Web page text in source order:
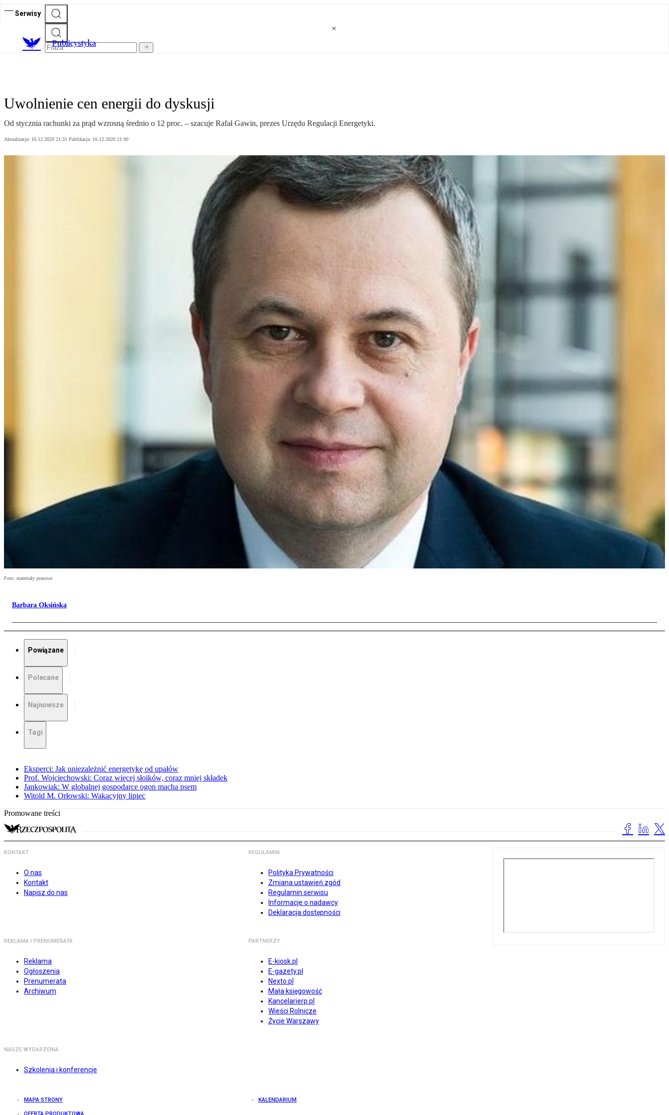
Serwisy
Publicystyka
Uwolnienie cen energii do dyskusji
Od stycznia rachunki za prąd wzrosną średnio o 12 proc. – szacuje Rafał Gawin, prezes Urzędu Regulacji Energetyki.
Aktualizacja: 16.12.2020 21:31 Publikacja: 16.12.2020 21:00
Foto: materiały prasowe
Barbara Oksińska
Powiązane
Polecane
Najnowsze
Tagi
Eksperci: Jak uniezależnić energetykę od upałów
Prof. Wojciechowski: Coraz więcej słoików, coraz mniej składek
Jankowiak: W globalnej gospodarce ogon macha psem
Witold M. Orłowski: Wakacyjny lipiec
Promowane treści
KONTAKT
O nas
Kontakt
Napisz do nas
REGULAMIN
Polityka Prywatności
Zmiana ustawień zgód
Regulamin serwisu
Informacje o nadawcy
Deklaracja dostępności
REKLAMA I PRENUMERATA
Reklama
Ogłoszenia
Prenumerata
Archiwum
PARTNERZY
E-kiosk.pl
E-gazety.pl
Nexto.pl
Mała księgowość
Kancelarierp.pl
Wieści Rolnicze
Życie Warszawy
NASZE WYDARZENIA
Szkolenia i konferencje
MAPA STRONY KALENDARIUM